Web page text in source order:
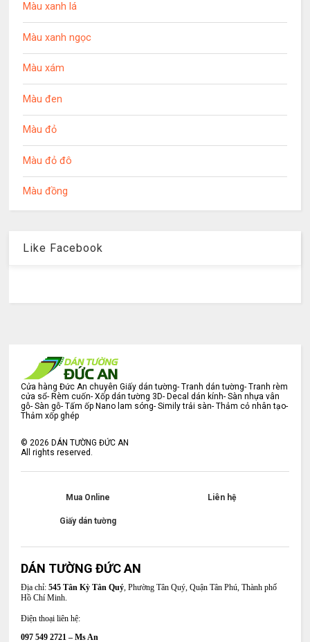
Màu xanh lá
Màu xanh ngọc
Màu xám
Màu đen
Màu đỏ
Màu đỏ đô
Màu đồng
Like Facebook
Cửa hàng Đức An chuyên Giấy dán tường- Tranh dán tường- Tranh rèm
cửa sổ- Rèm cuốn- Xốp dán tường 3D- Decal dán kính- Sàn nhựa vân
gỗ- Sàn gỗ- Tấm ốp Nano lam sóng- Simily trải sàn- Thảm cỏ nhân tạo-
Thảm xốp ghép
©2026 DÁN TƯỜNG ĐỨC AN
All rights reserved.
Mua Online Liên hệ
Giấy dán tường
DÁN TƯỜNG ĐỨC AN
Địa chỉ: 545 Tân Kỳ Tân Quý, Phường Tân Quý, Quận Tân Phú, Thành phố
Hồ Chí Minh.
Điện thoại liên hệ:
097 549 2721 – Ms An